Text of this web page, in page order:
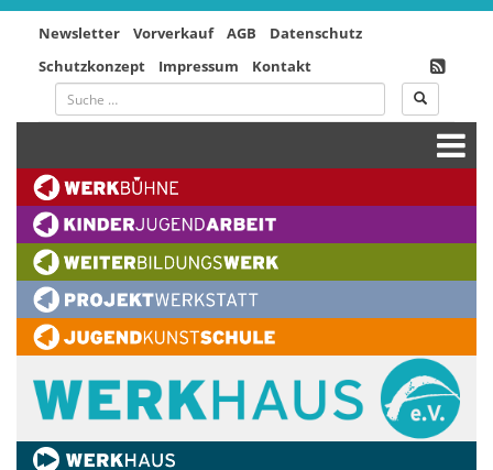
Newsletter Vorverkauf AGB
Datenschutz
Schutzkonzept
Impressum Kontakt